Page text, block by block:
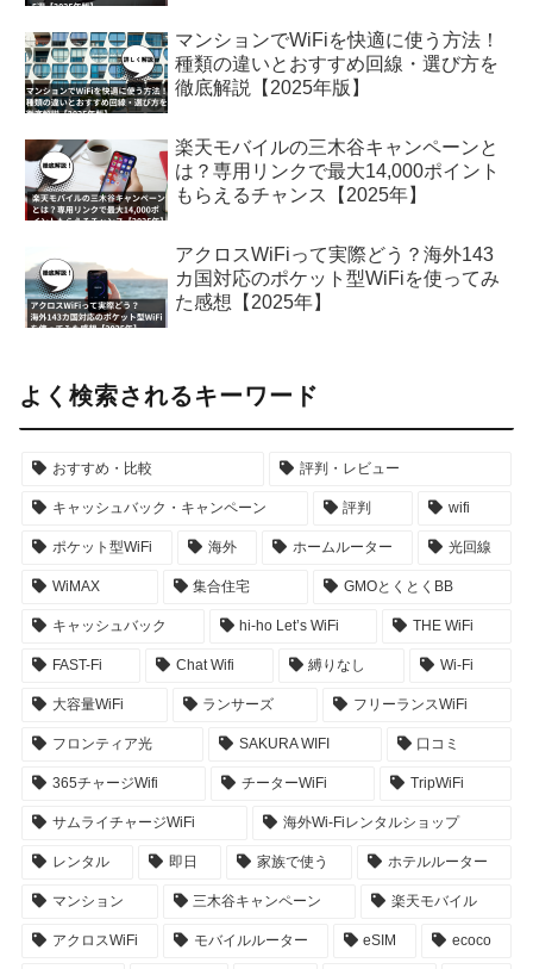
マンションでWiFiを快適に使う方法！
種類の違いとおすすめ回線・選び方を
徹底解説【2025年版】
楽天モバイルの三木谷キャンペーンと
は？専用リンクで最大14,000ポイント
もらえるチャンス【2025年】
アクロスWiFiって実際どう？海外143
カ国対応のポケット型WiFiを使ってみ
た感想【2025年】
よく検索されるキーワード
おすすめ・比較 評判・レビュー
キャッシュバック・キャンペーン 評判 wifi
ポケット型WiFi 海外 ホームルーター 光回線
WiMAX 集合住宅 GMOとくとくBB
キャッシュバック hi-ho Let’s WiFi THE WiFi
FAST-Fi Chat Wifi 縛りなし Wi-Fi
大容量WiFi ランサーズ フリーランスWiFi
フロンティア光 SAKURA WIFI 口コミ
365チャージWifi チーターWiFi TripWiFi
サムライチャージWiFi 海外Wi-Fiレンタルショップ
レンタル 即日 家族で使う ホテルルーター
マンション 三木谷キャンペーン 楽天モバイル
アクロスWiFi モバイルルーター eSIM ecoco